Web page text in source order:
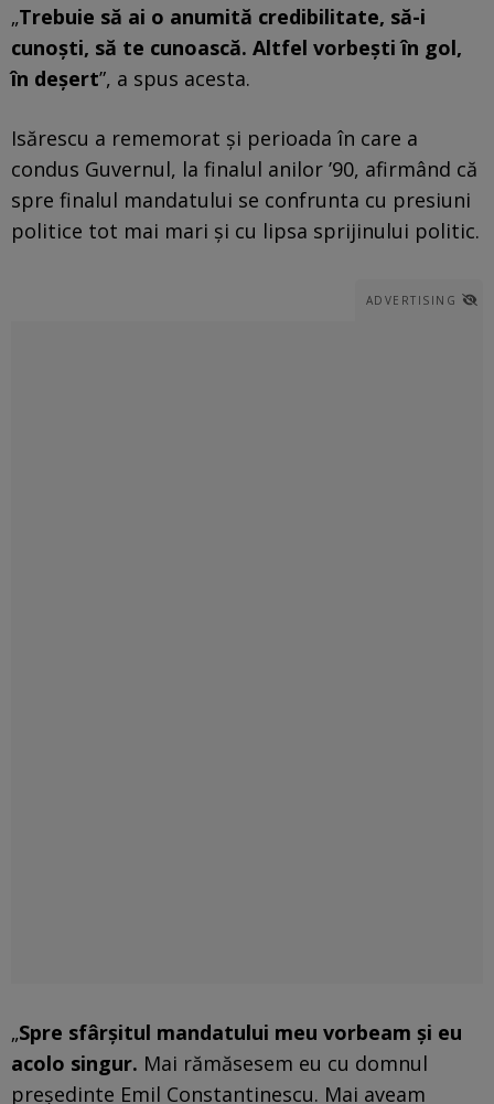
„Trebuie să ai o anumită credibilitate, să-i
cunoști, să te cunoască. Altfel vorbești în gol,
în deșert”, a spus acesta.
Isărescu a rememorat și perioada în care a
condus Guvernul, la finalul anilor ’90, afirmând că
spre finalul mandatului se confrunta cu presiuni
politice tot mai mari și cu lipsa sprijinului politic.
ADVERTISING
„Spre sfârșitul mandatului meu vorbeam și eu
acolo singur. Mai rămăsesem eu cu domnul
președinte Emil Constantinescu. Mai aveam